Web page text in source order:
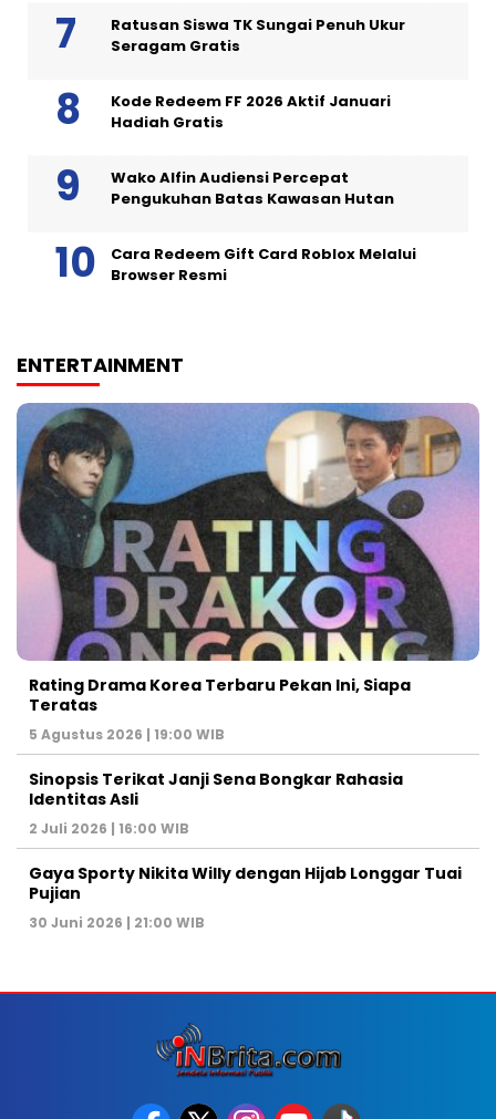
Ratusan Siswa TK Sungai Penuh Ukur
Seragam Gratis
Kode Redeem FF 2026 Aktif Januari
Hadiah Gratis
Wako Alfin Audiensi Percepat
Pengukuhan Batas Kawasan Hutan
Cara Redeem Gift Card Roblox Melalui
Browser Resmi
ENTERTAINMENT
Rating Drama Korea Terbaru Pekan Ini, Siapa
Teratas
5 Agustus 2026 | 19:00 WIB
Sinopsis Terikat Janji Sena Bongkar Rahasia
Identitas Asli
2 Juli 2026 | 16:00 WIB
Gaya Sporty Nikita Willy dengan Hijab Longgar Tuai
Pujian
30 Juni 2026 | 21:00 WIB